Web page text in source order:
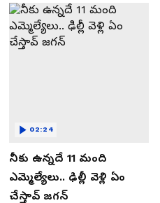
నీకు ఉన్నదే 11 మంది
ఎమ్మెల్యేలు.. ఢిల్లీ వెళ్లి ఏం
చేస్తావ్ జగన్
02:24